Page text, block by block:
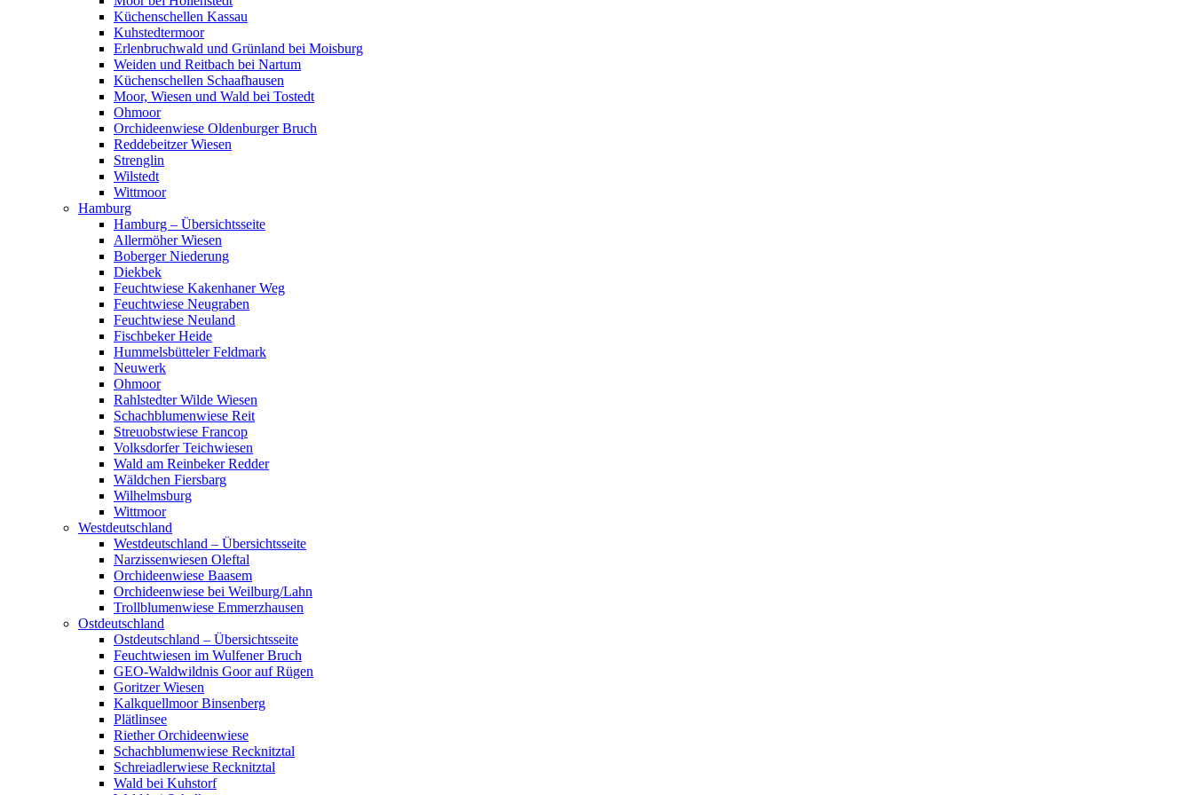
Küchenschellen Kassau
Kuhstedtermoor
Erlenbruchwald und Grünland bei Moisburg
Weiden und Reitbach bei Nartum
Küchenschellen Schaafhausen
Moor, Wiesen und Wald bei Tostedt
Ohmoor
Orchideenwiese Oldenburger Bruch
Reddebeitzer Wiesen
Strenglin
Wilstedt
Wittmoor
Hamburg
Hamburg – Übersichtsseite
Allermöher Wiesen
Boberger Niederung
Diekbek
Feuchtwiese Kakenhaner Weg
Feuchtwiese Neugraben
Feuchtwiese Neuland
Fischbeker Heide
Hummelsbütteler Feldmark
Neuwerk
Ohmoor
Rahlstedter Wilde Wiesen
Schachblumenwiese Reit
Streuobstwiese Francop
Volksdorfer Teichwiesen
Wald am Reinbeker Redder
Wäldchen Fiersbarg
Wilhelmsburg
Wittmoor
Westdeutschland
Westdeutschland – Übersichtsseite
Narzissenwiesen Oleftal
Orchideenwiese Baasem
Orchideenwiese bei Weilburg/Lahn
Trollblumenwiese Emmerzhausen
Ostdeutschland
Ostdeutschland – Übersichtsseite
Feuchtwiesen im Wulfener Bruch
GEO-Waldwildnis Goor auf Rügen
Goritzer Wiesen
Kalkquellmoor Binsenberg
Plätlinsee
Riether Orchideenwiese
Schachblumenwiese Recknitztal
Schreiadlerwiese Recknitztal
Wald bei Kuhstorf